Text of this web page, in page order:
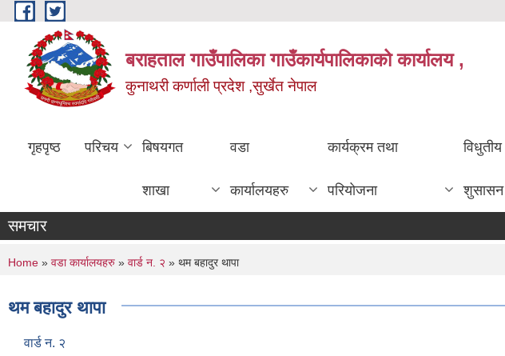
Skip to main content
बराहताल गाउँपालिका गाउँकार्यपालिकाको कार्यालय ,
कुनाथरी कर्णाली प्रदेश ,सुर्खेत नेपाल
गृहपृष्ठ परिचय बिषयगत
शाखा
वडा
कार्यालयहरु
कार्यक्रम तथा
परियोजना
विधुतीय
शुसासन
समचार
You are here
Home » वडा कार्यालयहरु » वार्ड न. २ » थम बहादुर थापा
थम बहादुर थापा
वार्ड न. २